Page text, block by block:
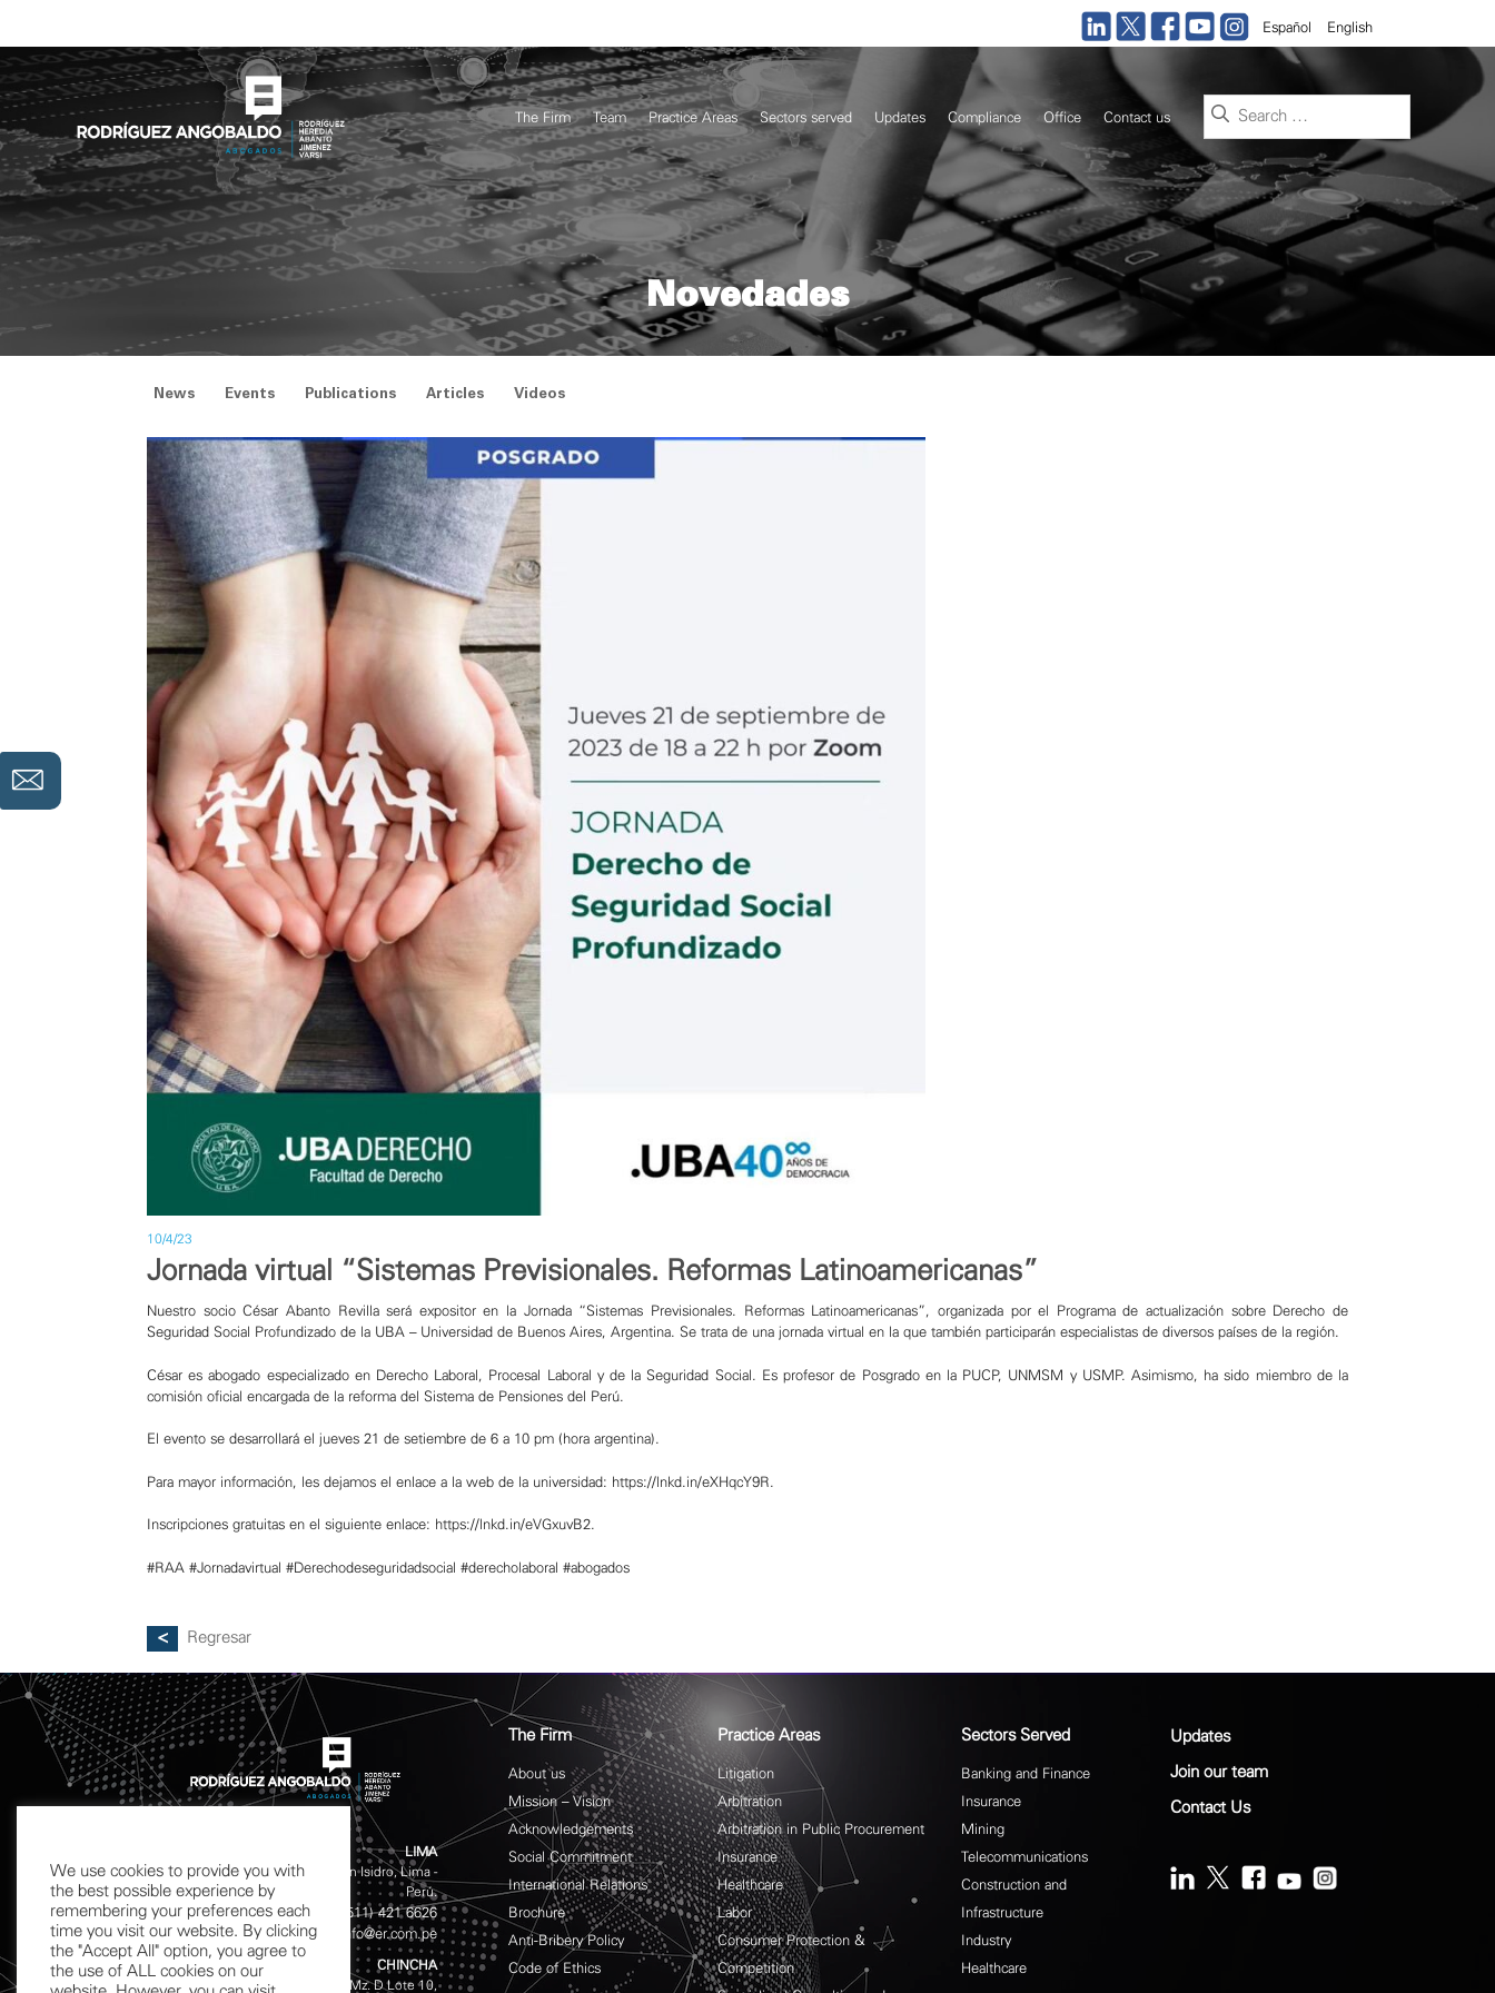
content
Español English
The Firm Team Practice Areas Sectors served Updates Compliance Office Contact us
Search
for:
Novedades
News Events Publications Articles Videos
10/4/23
Jornada virtual “Sistemas Previsionales. Reformas Latinoamericanas”
Nuestro socioCésar Abanto Revillaserá expositor en la Jornada “Sistemas Previsionales. Reformas Latinoamericanas”, organizada por el Programa de actualización sobre Derecho de
Seguridad Social Profundizado de la UBA – Universidad de Buenos Aires, Argentina. Se trata de una jornada virtual en la que también participarán especialistas de diversos países de la región.
César es abogado especializado en Derecho Laboral, Procesal Laboral y de la Seguridad Social. Es profesor de Posgrado en la PUCP, UNMSM y USMP. Asimismo, ha sido miembro de la
comisión oficial encargada de la reforma del Sistema de Pensiones del Perú.
El evento se desarrollará el jueves 21 de setiembre de 6 a 10 pm (hora argentina).
Para mayor información, les dejamos el enlace a la web de la universidad: https://lnkd.in/eXHqcY9R.
Inscripciones gratuitas en el siguiente enlace: https://lnkd.in/eVGxuvB2.
#RAA #Jornadavirtual #Derechodeseguridadsocial #derecholaboral #abogados
Regresar
LIMA
Calle Chinchón 601 - 611 San Isidro, Lima -
Perú.
Phones:(511) 421 4141 (511) 421 6626
Email: info@er.com.pe
CHINCHA
Av. Garcilazo de la Vega S/N, Mz. D Lote 10,
The Firm
About us
Mission – Vision
Acknowledgements
Social Commitment
International Relations
Brochure
Anti-Bribery Policy
Code of Ethics
Practice Areas
Litigation
Arbitration
Arbitration in Public Procurement
Insurance
Healthcare
Labor
Consumer Protection &
Competition
Sectors Served
Banking and Finance
Insurance
Mining
Telecommunications
Construction and
Infrastructure
Industry
Healthcare
Updates
Join our team
Contact Us
We use cookies to provide you with
the best possible experience by
remembering your preferences each
time you visit our website. By clicking
the "Accept All" option, you agree to
the use of ALL cookies on our